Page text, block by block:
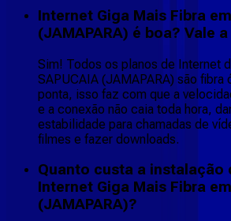
Internet Giga Mais Fibra
(JAMAPARA) é boa? Vale
Sim! Todos os planos de Internet
SAPUCAIA (JAMAPARA) são fibra
ponta, isso faz com que a
e a conexão não caia toda hora,
estabilidade para chamadas de
filmes e fazer downloads.
Quanto custa a instalação
Internet Giga Mais Fibra
(JAMAPARA)?